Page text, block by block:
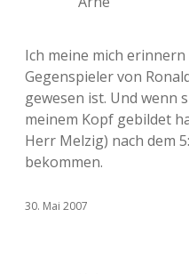
Ich meine mich
Gegenspieler von
gewesen ist. Und wenn
meinem Kopf gebildet
Herr Melzig) nach dem
bekommen.
30. Mai 2007